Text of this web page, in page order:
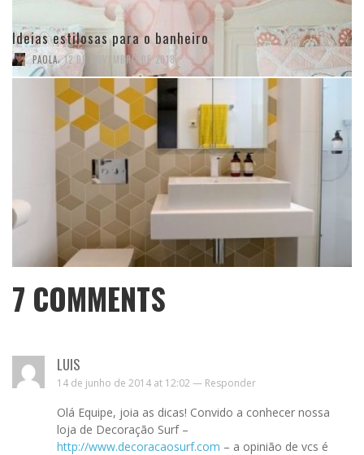
Ideias estilosas para o banheiro
PAOLA, 12 DE NOVEMBRO DE 2018
7 COMMENTS
LUIS
14 de junho de 2014 at 12:02 — Responder
Olá Equipe, joia as dicas! Convido a conhecer nossa
loja de Decoração Surf –
http://www.decoracaosurf.com – a opinião de vcs é